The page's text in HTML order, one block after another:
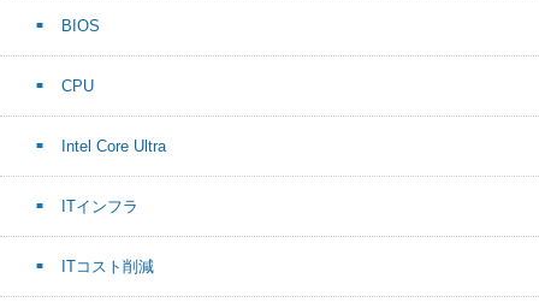
BIOS
CPU
Intel Core Ultra
ITインフラ
ITコスト削減